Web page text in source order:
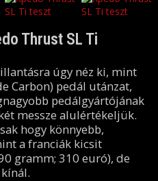
Thrust SL Ti
úgy néz ki, mint
Carbon) pedál utánzat,
pedálgyártójának
messze alulértékeljük.
hogy könnyebb,
a franciák kicsit
gramm; 310 euró), de